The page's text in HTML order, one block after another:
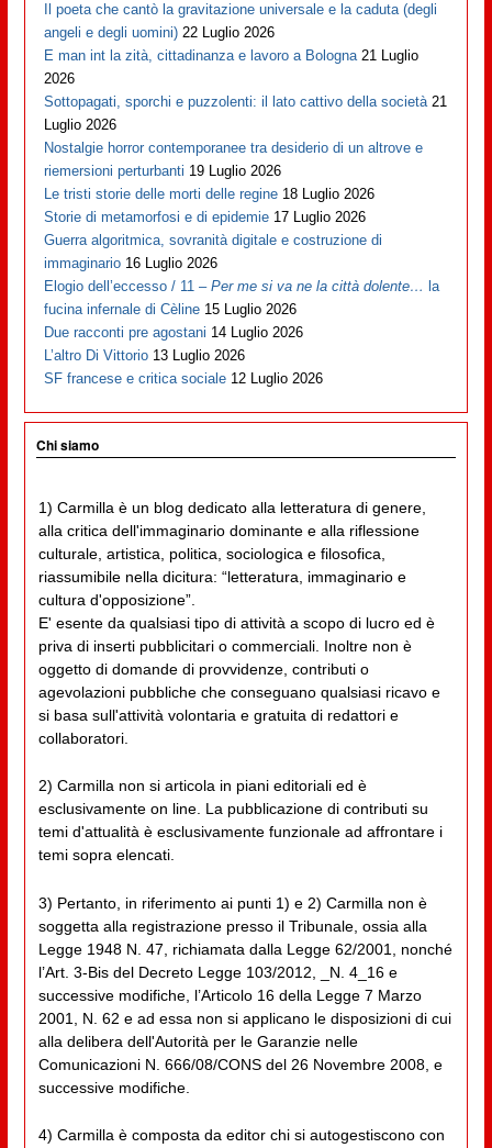
Il poeta che cantò la gravitazione universale e la caduta (degli
angeli e degli uomini) 22 Luglio 2026
E man int la zità, cittadinanza e lavoro a Bologna 21 Luglio
2026
Sottopagati, sporchi e puzzolenti: il lato cattivo della società 21
Luglio 2026
Nostalgie horror contemporanee tra desiderio di un altrove e
riemersioni perturbanti 19 Luglio 2026
Le tristi storie delle morti delle regine 18 Luglio 2026
Storie di metamorfosi e di epidemie 17 Luglio 2026
Guerra algoritmica, sovranità digitale e costruzione di
immaginario 16 Luglio 2026
Elogio dell’eccesso / 11 –Per me si va ne la città dolente… la
fucina infernale di Cèline 15 Luglio 2026
Due racconti pre agostani 14 Luglio 2026
L’altro Di Vittorio 13 Luglio 2026
SF francese e critica sociale 12 Luglio 2026
Chi siamo
1) Carmilla è un blog dedicato alla letteratura di genere,
alla critica dell'immaginario dominante e alla riflessione
culturale, artistica, politica, sociologica e filosofica,
riassumibile nella dicitura: “letteratura, immaginario e
cultura d'opposizione”.
E' esente da qualsiasi tipo di attività a scopo di lucro ed è
priva di inserti pubblicitari o commerciali. Inoltre non è
oggetto di domande di provvidenze, contributi o
agevolazioni pubbliche che conseguano qualsiasi ricavo e
si basa sull'attività volontaria e gratuita di redattori e
collaboratori.
2) Carmilla non si articola in piani editoriali ed è
esclusivamente on line. La pubblicazione di contributi su
temi d'attualità è esclusivamente funzionale ad affrontare i
temi sopra elencati.
3) Pertanto, in riferimento ai punti 1) e 2) Carmilla non è
soggetta alla registrazione presso il Tribunale, ossia alla
Legge 1948 N. 47, richiamata dalla Legge 62/2001, nonché
l’Art. 3-Bis del Decreto Legge 103/2012, _N. 4_16 e
successive modifiche, l’Articolo 16 della Legge 7 Marzo
2001, N. 62 e ad essa non si applicano le disposizioni di cui
alla delibera dell'Autorità per le Garanzie nelle
Comunicazioni N. 666/08/CONS del 26 Novembre 2008, e
successive modifiche.
4) Carmilla è composta da editor chi si autogestiscono con